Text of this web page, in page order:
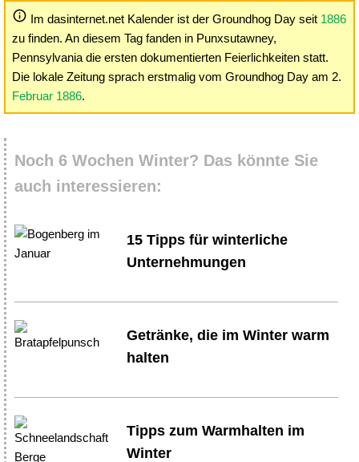
Im dasinternet.net Kalender ist der Groundhog Day seit 1886
zu finden. An diesem Tag fanden in Punxsutawney,
Pennsylvania die ersten dokumentierten Feierlichkeiten statt.
Die lokale Zeitung sprach erstmalig vom Groundhog Day am 2.
Februar 1886.
Noch 6 Wochen Winter? Das könnte Sie
auch interessieren:
15 Tipps für winterliche
Unternehmungen
Getränke, die im Winter warm
halten
Tipps zum Warmhalten im
Winter